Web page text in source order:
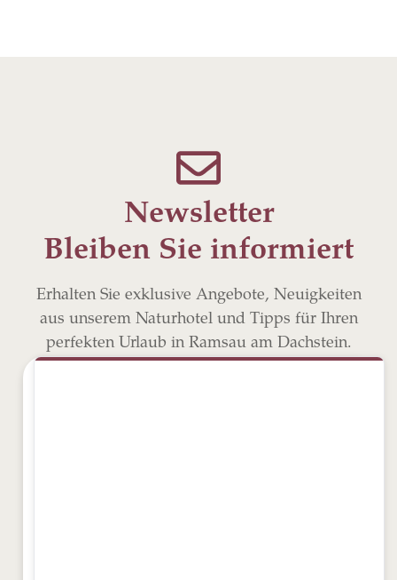
Newsletter
Bleiben Sie informiert
Erhalten Sie exklusive Angebote, Neuigkeiten
aus unserem Naturhotel und Tipps für Ihren
perfekten Urlaub in Ramsau am Dachstein.